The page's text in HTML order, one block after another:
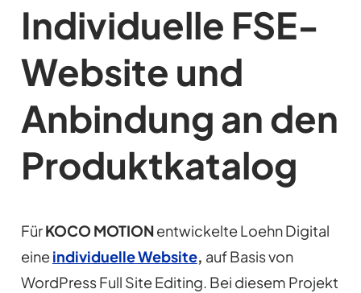
Individuelle FSE-
Website und
Anbindung an den
Produktkatalog
FürKOCO MOTIONentwickelte Loehn Digital
eineindividuelle Website, auf Basis von
WordPress Full Site Editing. Bei diesem Projekt